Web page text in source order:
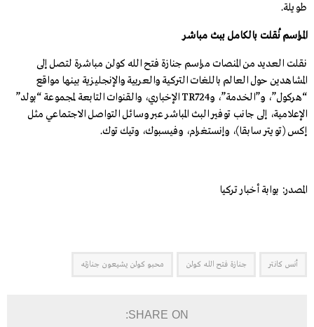
طويلة.
المراسم نُقلت بالكامل ببث مباشر
نقلت العديد من المنصات مراسم جنازة فتح الله كولن مباشرة لتصل إلى
المشاهدين حول العالم باللغات التركية والعربية والإنجليزية بينها مواقع
“هركول”، و”الخدمة”، وTR724 الإخباري، والقنوات التابعة لمجموعة “بولد”
الإعلامية، إلى جانب توفير البث المباشر عبر وسائل التواصل الاجتماعي مثل
إكس (تويتر سابقا)، وإنستغرام، وفيسبوك، وتيك توك.
المصدر: بوابة أخبار تركيا
أنس كانتر جنازة فتح الله كولن محبو كولن يشيعون جنازته
SHARE ON: